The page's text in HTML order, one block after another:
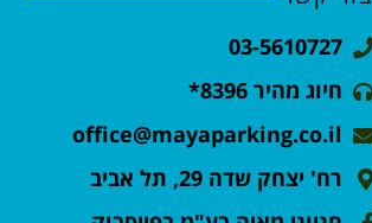
03-5610727
חיוג מהיר 8396*
office@mayaparking.co.il
רח' יצחק שדה 29, תל אביב